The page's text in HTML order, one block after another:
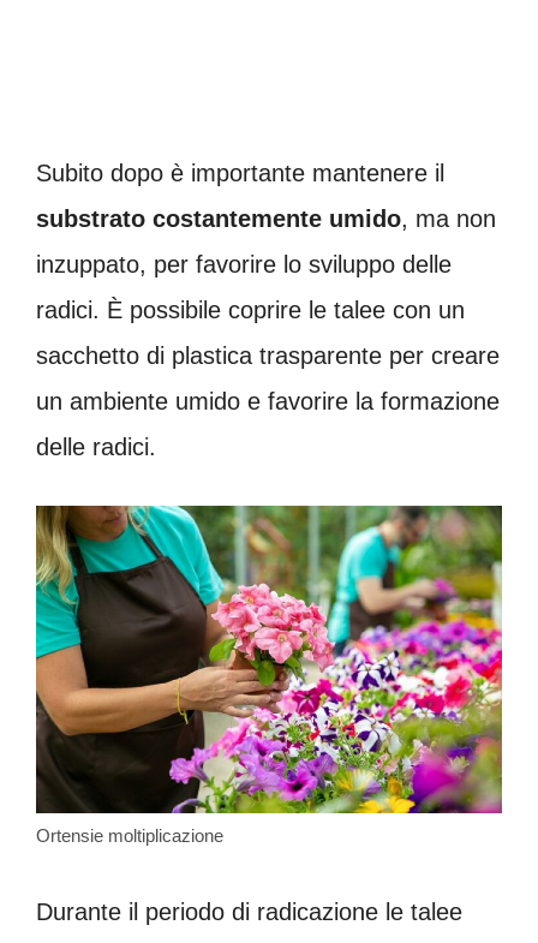
Subito dopo è importante mantenere il
substrato costantemente umido, ma non
inzuppato, per favorire lo sviluppo delle
radici. È possibile coprire le talee con un
sacchetto di plastica trasparente per creare
un ambiente umido e favorire la formazione
delle radici.
Ortensie moltiplicazione
Durante il periodo di radicazione le talee